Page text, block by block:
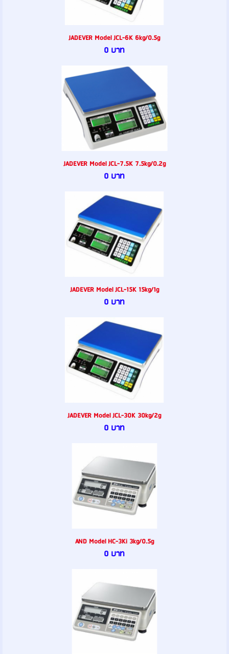
JADEVER Model JCL-6K 6kg/0.5g
0 บาท
JADEVER Model JCL-7.5K 7.5kg/0.2g
0 บาท
JADEVER Model JCL-15K 15kg/1g
0 บาท
JADEVER Model JCL-30K 30kg/2g
0 บาท
AND Model HC-3Ki 3kg/0.5g
0 บาท